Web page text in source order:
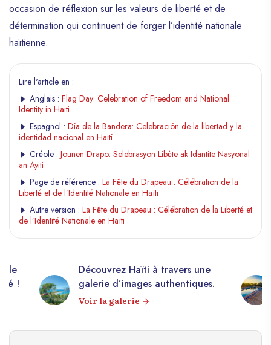
occasion de réflexion sur les valeurs de liberté et de
détermination qui continuent de forger l’identité nationale
haïtienne.
Lire l'article en :
Anglais : Flag Day: Celebration of Freedom and National
Identity in Haiti
Espagnol : Día de la Bandera: Celebración de la libertad y la
identidad nacional en Haití
Créole : Jounen Drapo: Selebrasyon Libète ak Idantite Nasyonal
an Ayiti
Page de référence : La Fête du Drapeau : Célébration de la
Liberté et de l’Identité Nationale en Haïti
Autre version : La Fête du Drapeau : Célébration de la Liberté et
de l’Identité Nationale en Haïti
!
Découvrez Haïti à travers une
galerie d’images authentiques.
Voir la galerie